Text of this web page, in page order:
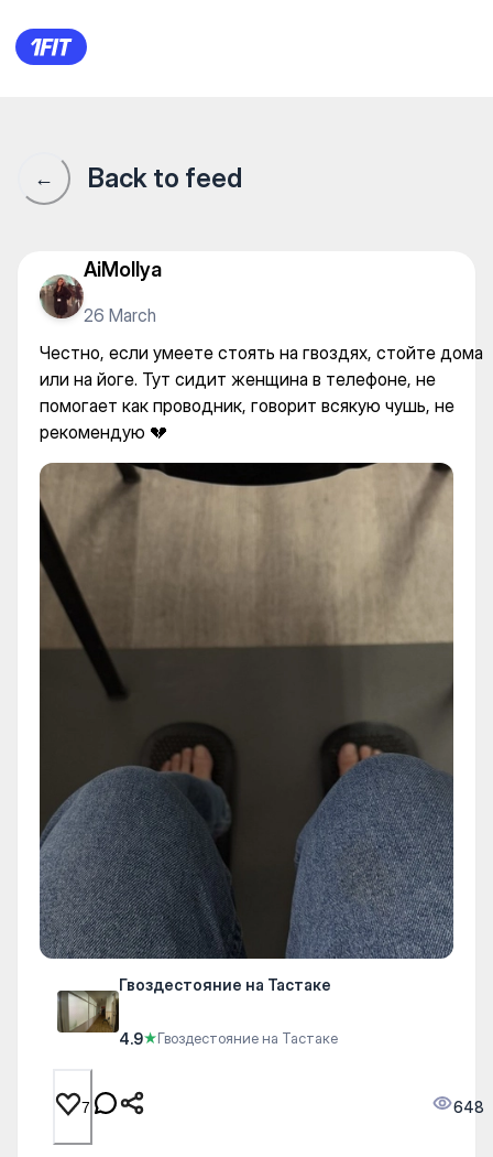
Гвоздестояние на Тастаке
← Back to feed
AiMollya
26 March
Честно, если умеете стоять на гвоздях, стойте дома
или на йоге. Тут сидит женщина в телефоне, не
помогает как проводник, говорит всякую чушь, не
рекомендую 💔
Гвоздестояние на Тастаке
4.9★Гвоздестояние на Тастаке
7 648